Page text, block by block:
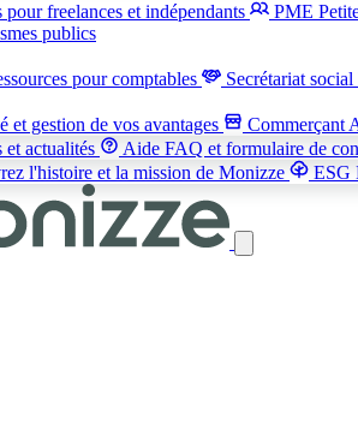
pour freelances et indépendants PME
publics
pour comptables Secrétariat social
et gestion de vos avantages Commerçant
actualités Aide FAQ et formulaire de
l'histoire et la mission de Monizze ESG